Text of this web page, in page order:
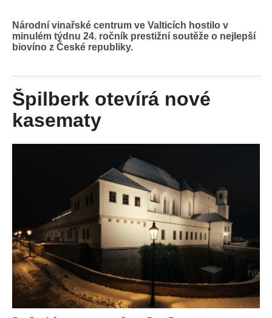
Národní vinařské centrum ve Valticích hostilo v
minulém týdnu 24. ročník prestižní soutěže o nejlepší
biovíno z České republiky.
Špilberk otevírá nové
kasematy